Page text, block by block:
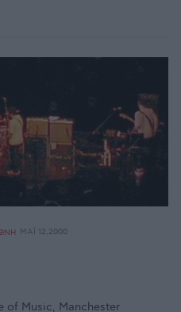
ΜΆΙ 12,2000
of Music, Manchester